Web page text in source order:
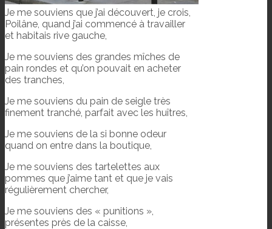
Je me souviens que j’ai découvert, je crois,
Poilâne, quand j’ai commencé à travailler
et habitais rive gauche,
Je me souviens des grandes mîches de
pain rondes et qu’on pouvait en acheter
des tranches,
Je me souviens du pain de seigle très
finement tranché, parfait avec les huîtres,
Je me souviens de la si bonne odeur
quand on entre dans la boutique,
Je me souviens des tartelettes aux
pommes que j’aime tant et que je vais
régulièrement chercher,
Je me souviens des « punitions »,
présentes près de la caisse,